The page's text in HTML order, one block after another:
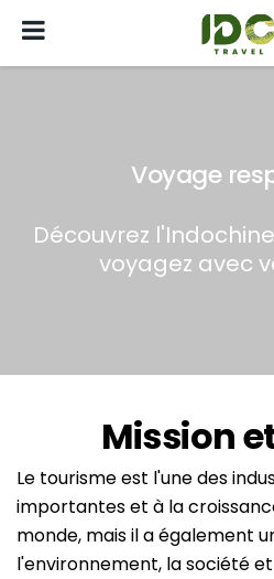
Voyage
Découvrez
voyagez avec
Mission
Le tourisme est l'une des
importantes et à la
monde, mais il a également
l'environnement, la société